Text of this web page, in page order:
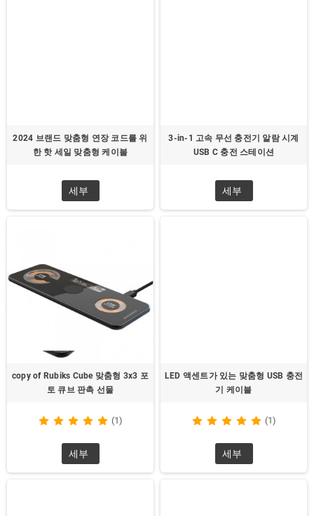
2024 브랜드 맞춤형 연장 코드를 위
한 핫 세일 맞춤형 케이블
세부
3-in-1 고속 무선 충전기 알람 시계
USB C 충전 스테이션
세부
copy of Rubiks Cube 맞춤형 3x3 포
토 큐브 판촉 선물
(1)
세부
LED 액센트가 있는 맞춤형 USB 충전
기 케이블
(1)
세부